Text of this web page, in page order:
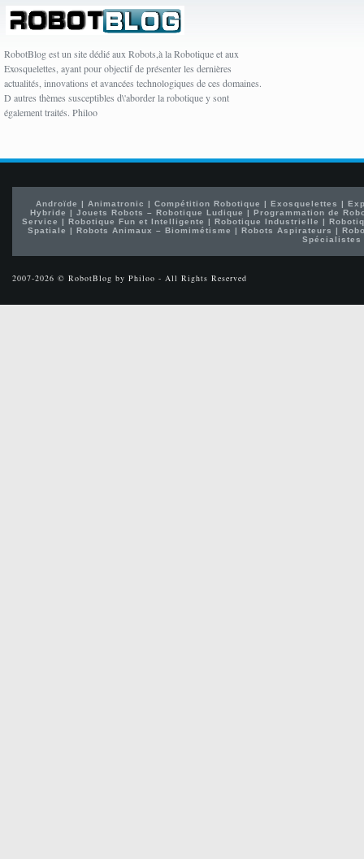
RobotBlog est un site dédié aux Robots,à la Robotique et aux
Exosquelettes, ayant pour objectif de présenter les dernières
actualités, innovations et avancées technologiques de ces domaines.
D autres thèmes susceptibles d\'aborder la robotique y sont
également traités. Philoo
Androïde | Animatronic | Compétition Robotique | Exosquelettes |
Hybride |Jouets Robots – Robotique Ludique |Programmation de
Service | Robotique Fun et Intelligente | Robotique Industrielle |
Spatiale | Robots Animaux – Biomimétisme | Robots Aspirateurs |
Spécialistes
2007-2026 © RobotBlog by Philoo - All Rights Reserved